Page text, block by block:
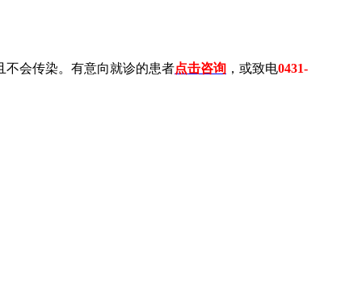
不会传染。有意向就诊的患者点击咨询 ，或致电0431-